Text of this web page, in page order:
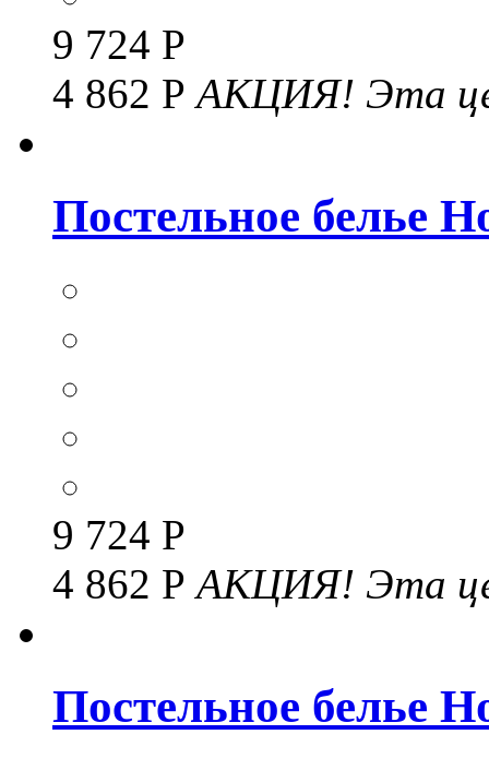
9 724 Р
4 862 РАКЦИЯ! Эта
Постельное белье
9 724 Р
4 862 РАКЦИЯ! Эта
Постельное белье